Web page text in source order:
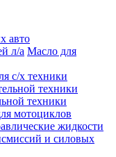
авто
Масло для
с/х техники
техники
мотоциклов
жидкости